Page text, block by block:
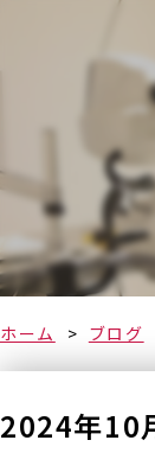
ホーム ブログ
2024年10